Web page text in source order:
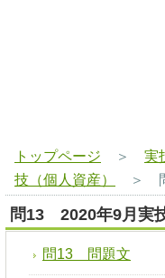
トップページ ＞ 実
技（個人資産）
＞
問13 2020年9月実
問13 問題文